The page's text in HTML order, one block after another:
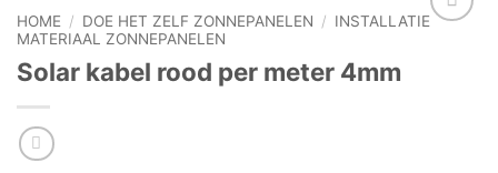
verlanglijst
HOME / DOE HET ZELF ZONNEPANELEN / INSTALLATIE
MATERIAAL ZONNEPANELEN
Solar kabel rood per meter 4mm